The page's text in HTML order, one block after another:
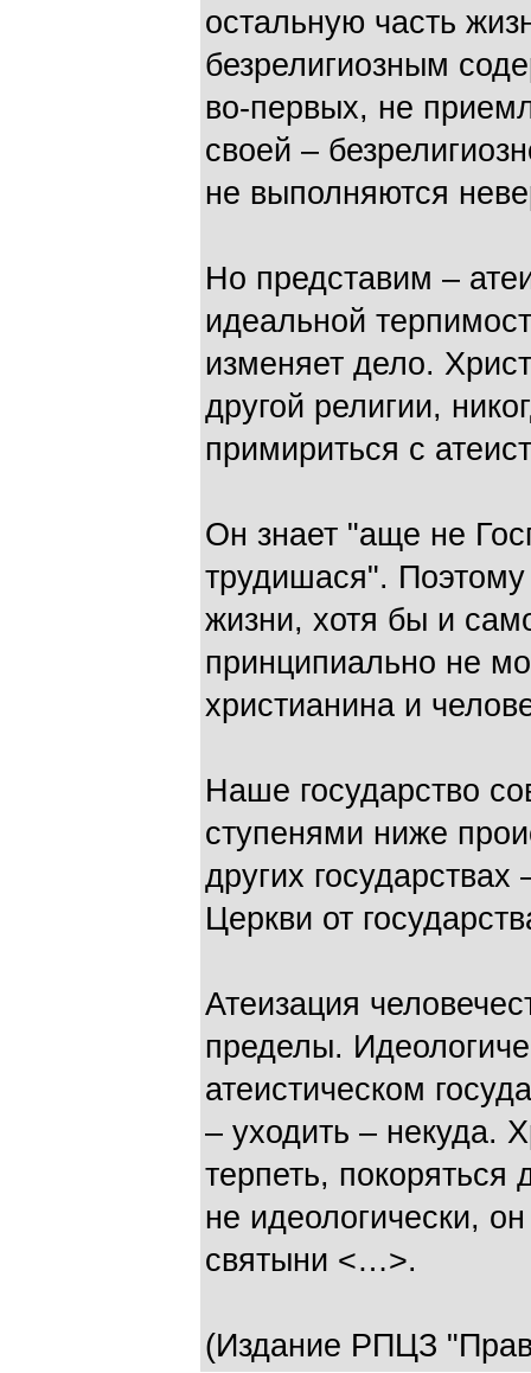
остальную часть
безрелигиозным
во-первых, не
своей –
не выполняются
Но представим –
идеальной
изменяет дело.
другой религии,
примириться с
Он знает "аще не
трудишася". Поэтому
жизни, хотя бы и
принципиально не
христианина и
Наше государство
ступенями ниже
других
Церкви от
Атеизация
пределы.
атеистическом
– уходить – некуда.
терпеть, покоряться
не идеологически,
святыни <…>.
(Издание РПЦЗ